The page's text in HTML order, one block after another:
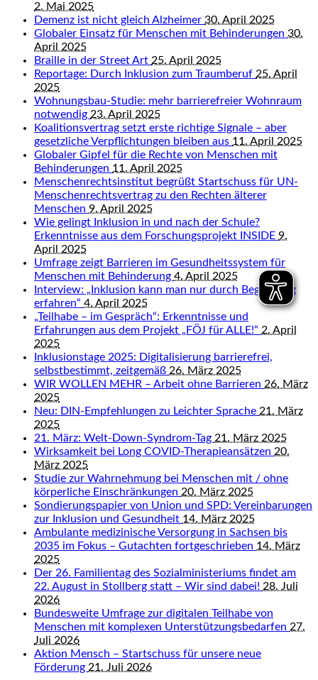
2. Mai 2025
Demenz ist nicht gleich Alzheimer 30. April 2025
Globaler Einsatz für Menschen mit Behinderungen 30.
April 2025
Braille in der Street Art 25. April 2025
Reportage: Durch Inklusion zum Traumberuf 25. April
2025
Wohnungsbau-Studie: mehr barrierefreier Wohnraum
notwendig 23. April 2025
Koalitionsvertrag setzt erste richtige Signale – aber
gesetzliche Verpflichtungen bleiben aus 11. April 2025
Globaler Gipfel für die Rechte von Menschen mit
Behinderungen 11. April 2025
Menschenrechtsinstitut begrüßt Startschuss für UN-
Menschenrechtsvertrag zu den Rechten älterer
Menschen 9. April 2025
Wie gelingt Inklusion in und nach der Schule?
Erkenntnisse aus dem Forschungsprojekt INSIDE 9.
April 2025
Umfrage zeigt Barrieren im Gesundheitssystem für
Menschen mit Behinderung 4. April 2025
Interview: „Inklusion kann man nur durch Begegnung
erfahren“ 4. April 2025
„Teilhabe – im Gespräch“: Erkenntnisse und
Erfahrungen aus dem Projekt „FÖJ für ALLE!“ 2. April
2025
Inklusionstage 2025: Digitalisierung barrierefrei,
selbstbestimmt, zeitgemäß 26. März 2025
WIR WOLLEN MEHR – Arbeit ohne Barrieren 26. März
2025
Neu: DIN-Empfehlungen zu Leichter Sprache 21. März
2025
21. März: Welt-Down-Syndrom-Tag 21. März 2025
Wirksamkeit bei Long COVID-Therapieansätzen 20.
März 2025
Studie zur Wahrnehmung bei Menschen mit / ohne
körperliche Einschränkungen 20. März 2025
Sondierungspapier von Union und SPD: Vereinbarungen
zur Inklusion und Gesundheit 14. März 2025
Ambulante medizinische Versorgung in Sachsen bis
2035 im Fokus – Gutachten fortgeschrieben 14. März
2025
Der 26. Familientag des Sozialministeriums findet am
22. August in Stollberg statt – Wir sind dabei! 28. Juli
2026
Bundesweite Umfrage zur digitalen Teilhabe von
Menschen mit komplexen Unterstützungsbedarfen 27.
Juli 2026
Aktion Mensch – Startschuss für unsere neue
Förderung 21. Juli 2026